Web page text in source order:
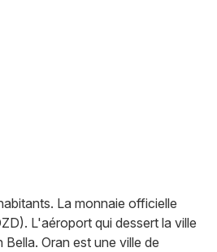
La monnaie officielle
L'aéroport qui dessert la ville
Oran est une ville de